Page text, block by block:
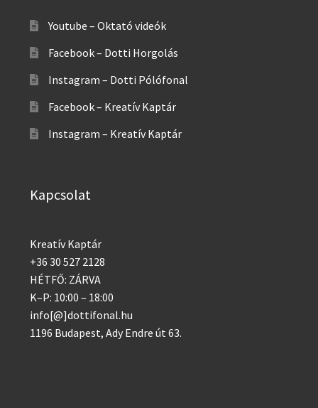
Youtube – Oktató videók
Facebook – Dotti Horgolás
Instagram – Dotti Pólófonal
Facebook – Kreatív Kaptár
Instagram – Kreatív Kaptár
Kapcsolat
Kreatív Kaptár
+36 30 527 2128
HÉTFŐ: ZÁRVA
K–P: 10:00 – 18:00
info[@]dottifonal.hu
1196 Budapest, Ady Endre út 63.